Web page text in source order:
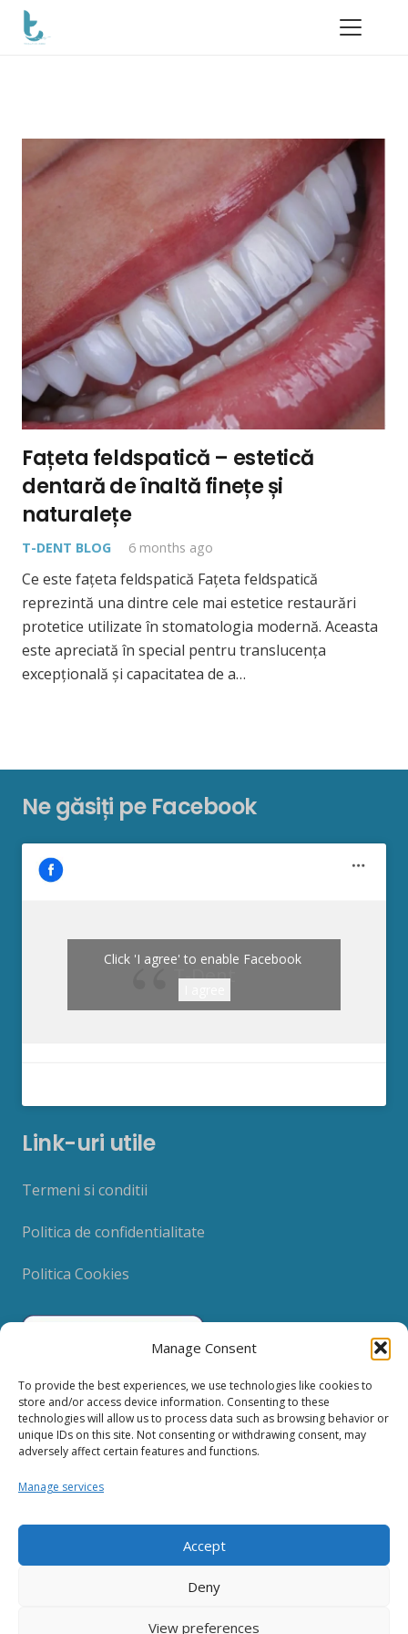
Manage Consent
To provide the best experiences, we use technologies like cookies to
store and/or access device information. Consenting to these
technologies will allow us to process data such as browsing behavior or
unique IDs on this site. Not consenting or withdrawing consent, may
adversely affect certain features and functions.
Manage services
Accept
Deny
View preferences
Fațeta feldspatică – estetică
dentară de înaltă finețe și
naturalețe
T-DENT BLOG 6 months ago
Ce este fațeta feldspatică Fațeta feldspatică
reprezintă una dintre cele mai estetice restaurări
protetice utilizate în stomatologia modernă. Aceasta
este apreciată în special pentru translucența
excepțională și capacitatea de a…
Ne găsiți pe Facebook
T-Dent
Click 'I agree' to enable Facebook
Link-uri utile
Termeni si conditii
Politica de confidentialitate
Politica Cookies
Contact
0721.239.500
Str. Panait Cerna, Nr. 10, Bl. M43, Sc. 2, Ap. 37
Sector 3, Bucuresti